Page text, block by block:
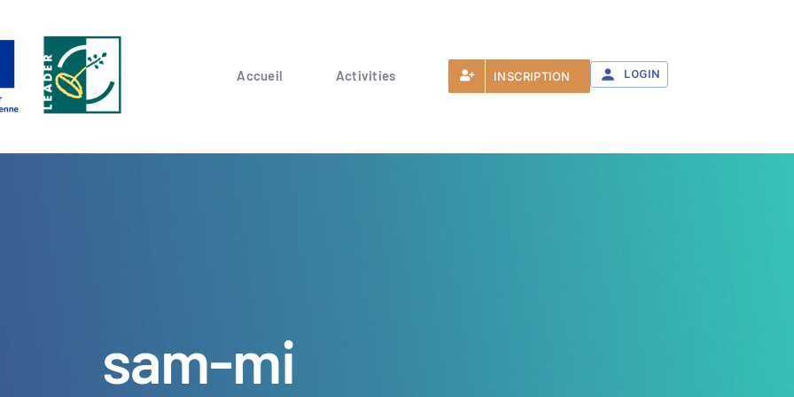
Accueil Activities INSCRIPTION LOGIN
sam-mi